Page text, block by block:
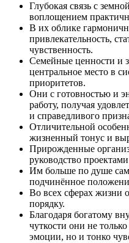
Глубокая связь с
воплощением
В их облике
привлекательность,
чувственность.
Семейные ценности и
центральное место в
приоритетов.
Они с готовностью и
работу, получая
и справедливого
Отличительной
жизненный тонус и
Прирожденные
руководство
Им больше по душе
подчинённое
Во всех сферах жизни
порядку.
Благодаря богатому
чуткости они не
эмоции, но и тонко